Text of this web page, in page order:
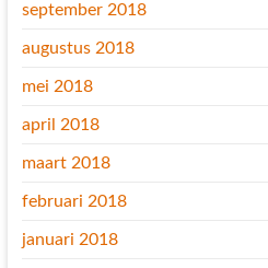
september 2018
augustus 2018
mei 2018
april 2018
maart 2018
februari 2018
januari 2018